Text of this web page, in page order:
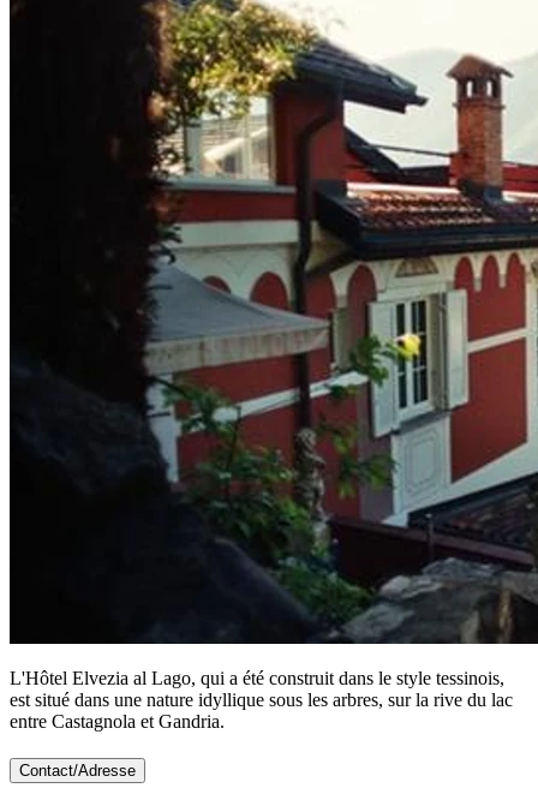
L'Hôtel Elvezia al Lago, qui a été construit dans le style tessinois,
est situé dans une nature idyllique sous les arbres, sur la rive du lac
entre Castagnola et Gandria.
Contact/Adresse